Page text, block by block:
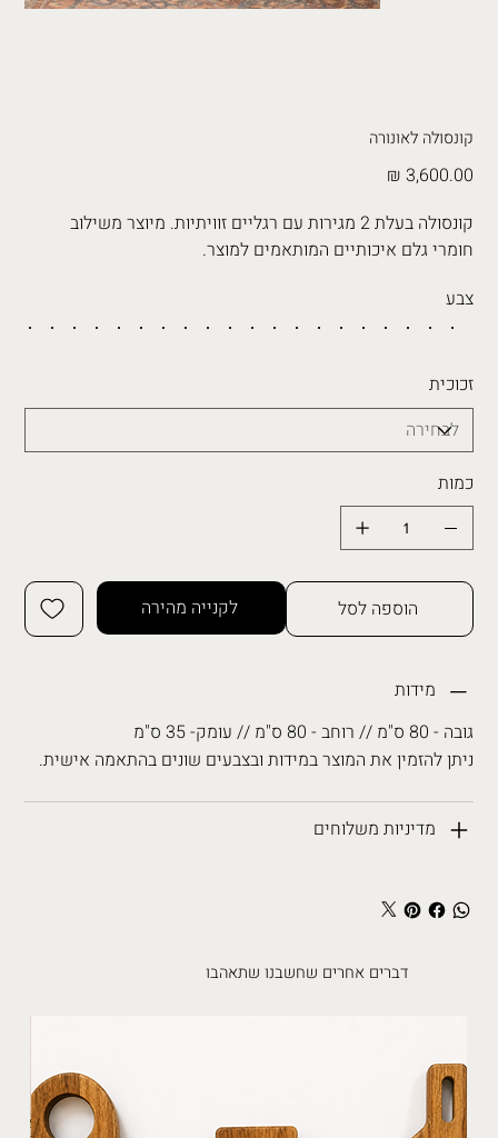
קונסולה לאונורה
מחיר
קונסולה בעלת 2 מגירות עם רגליים זוויתיות. מיוצר משילוב
חומרי גלם איכותיים המותאמים למוצר.
צבע
זכוכית
כמות
הוספה לסל לקנייה מהירה
מידות
גובה - 80 ס"מ // רוחב - 80 ס"מ // עומק- 35 ס"מ
ניתן להזמין את המוצר במידות ובצבעים שונים בהתאמה אישית.
מדיניות משלוחים
דברים אחרים שחשבנו שתאהבו